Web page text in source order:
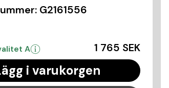
G2161556
A 1 765 SEK
i varukorgen